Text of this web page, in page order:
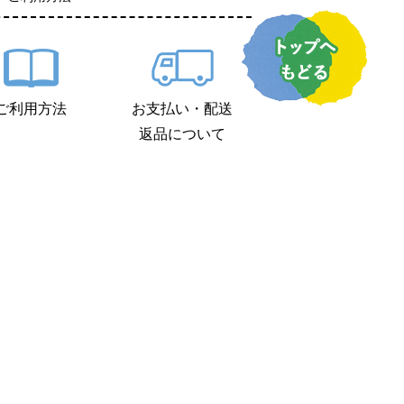
利用方法
お支払い・配送
返品について